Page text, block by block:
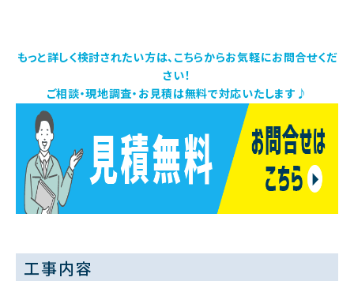
もっと詳しく検討されたい方は、こちらからお気軽にお問合せくだ
さい！
ご相談・現地調査・お見積は無料で対応いたします♪
工事内容